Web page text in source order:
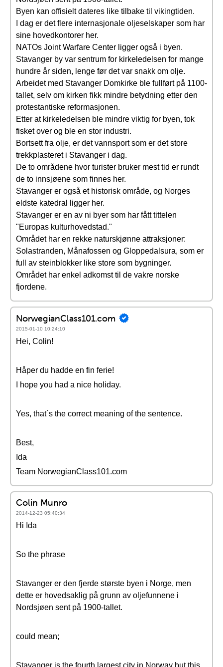
Byen kan offisielt dateres like tilbake til vikingtiden.
I dag er det flere internasjonale oljeselskaper som har
sine hovedkontorer her.
NATOs Joint Warfare Center ligger også i byen.
Stavanger by var sentrum for kirkeledelsen for mange
hundre år siden, lenge før det var snakk om olje.
Arbeidet med Stavanger Domkirke ble fullført på 1100-
tallet, selv om kirken fikk mindre betydning etter den
protestantiske reformasjonen.
Etter at kirkeledelsen ble mindre viktig for byen, tok
fisket over og ble en stor industri.
Bortsett fra olje, er det vannsport som er det store
trekkplasteret i Stavanger i dag.
De to områdene hvor turister bruker mest tid er rundt
de to innsjøene som finnes her.
Stavanger er også et historisk område, og Norges
eldste katedral ligger her.
Stavanger er en av ni byer som har fått tittelen
"Europas kulturhovedstad."
Området har en rekke naturskjønne attraksjoner:
Solastranden, Månafossen og Gloppedalsura, som er
full av steinblokker like store som bygninger.
Området har enkel adkomst til de vakre norske
fjordene.
NorwegianClass101.com
2015-01-10 10:24:10
Hei, Colin!
Håper du hadde en fin ferie!
I hope you had a nice holiday.
Yes, that´s the correct meaning of the sentence.
Best,
Ida
Team NorwegianClass101.com
Colin Munro
2014-12-23 05:40:34
Hi Ida
So the phrase
Stavanger er den fjerde største byen i Norge, men
dette er hovedsaklig på grunn av oljefunnene i
Nordsjøen sent på 1900-tallet.
could mean;
Stavanger is the fourth largest city in Norway but this